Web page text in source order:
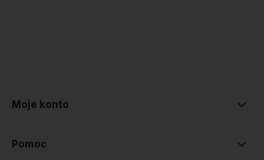
Moje konto
Pomoc